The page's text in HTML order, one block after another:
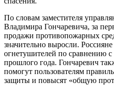
По словам заместителя
Владимира Гончаревича, за
продажи противопожарных
значительно выросли.
огнетушителей по сравнению
прошлого года. Гончаревич
помогут пользователям
защиты и повысят «общую